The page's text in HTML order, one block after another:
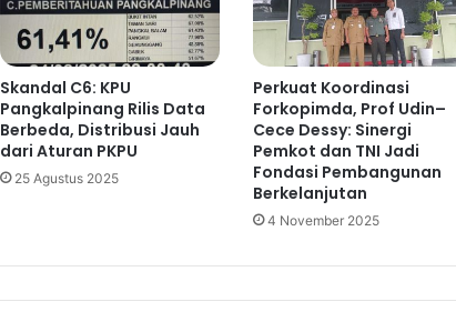
Skandal C6: KPU
Pangkalpinang Rilis Data
Berbeda, Distribusi Jauh
dari Aturan PKPU
25 Agustus 2025
Perkuat Koordinasi
Forkopimda, Prof Udin–
Cece Dessy: Sinergi
Pemkot dan TNI Jadi
Fondasi Pembangunan
Berkelanjutan
4 November 2025